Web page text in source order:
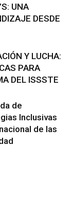
UNA
DESDE
Y LUCHA:
PARA
DEL ISSSTE
de
Inclusivas
de las